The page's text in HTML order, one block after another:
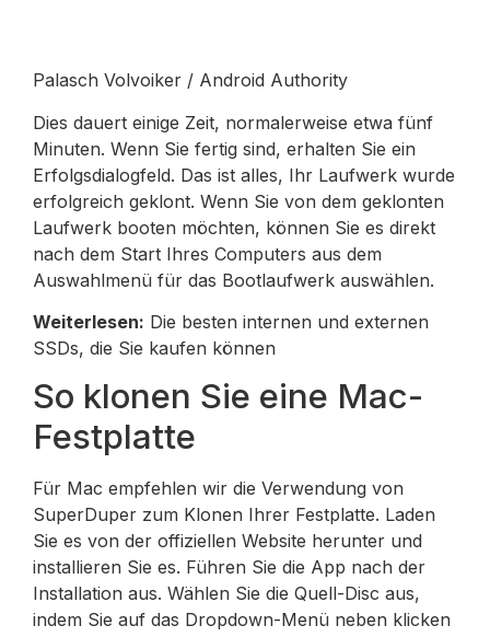
Palasch Volvoiker / Android Authority
Dies dauert einige Zeit, normalerweise etwa fünf
Minuten. Wenn Sie fertig sind, erhalten Sie ein
Erfolgsdialogfeld. Das ist alles, Ihr Laufwerk wurde
erfolgreich geklont. Wenn Sie von dem geklonten
Laufwerk booten möchten, können Sie es direkt
nach dem Start Ihres Computers aus dem
Auswahlmenü für das Bootlaufwerk auswählen.
Weiterlesen: Die besten internen und externen
SSDs, die Sie kaufen können
So klonen Sie eine Mac-
Festplatte
Für Mac empfehlen wir die Verwendung von
SuperDuper zum Klonen Ihrer Festplatte. Laden
Sie es von der offiziellen Website herunter und
installieren Sie es. Führen Sie die App nach der
Installation aus. Wählen Sie die Quell-Disc aus,
indem Sie auf das Dropdown-Menü neben klicken